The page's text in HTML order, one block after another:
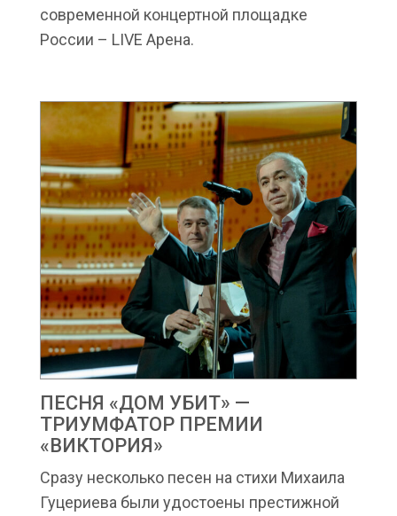
современной концертной площадке
России – LIVE Арена.
ПЕСНЯ «ДОМ УБИТ» —
ТРИУМФАТОР ПРЕМИИ
«ВИКТОРИЯ»
Сразу несколько песен на стихи Михаила
Гуцериева были удостоены престижной